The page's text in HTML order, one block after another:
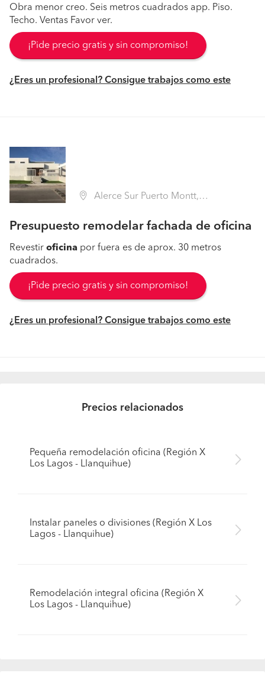
Obra menor creo. Seis metros cuadrados app. Piso.
Techo. Ventas Favor ver.
¡Pide precio gratis y sin compromiso!
¿Eres un profesional? Consigue trabajos como este
Alerce Sur Puerto Montt, Puerto Montt (Región X Los Lagos - Llanquihue)
Presupuesto remodelar fachada de oficina
Revestir oficina por fuera es de aprox. 30 metros
cuadrados.
¡Pide precio gratis y sin compromiso!
¿Eres un profesional? Consigue trabajos como este
Precios relacionados
Pequeña remodelación oficina (Región X
Los Lagos - Llanquihue)
Instalar paneles o divisiones (Región X Los
Lagos - Llanquihue)
Remodelación integral oficina (Región X
Los Lagos - Llanquihue)